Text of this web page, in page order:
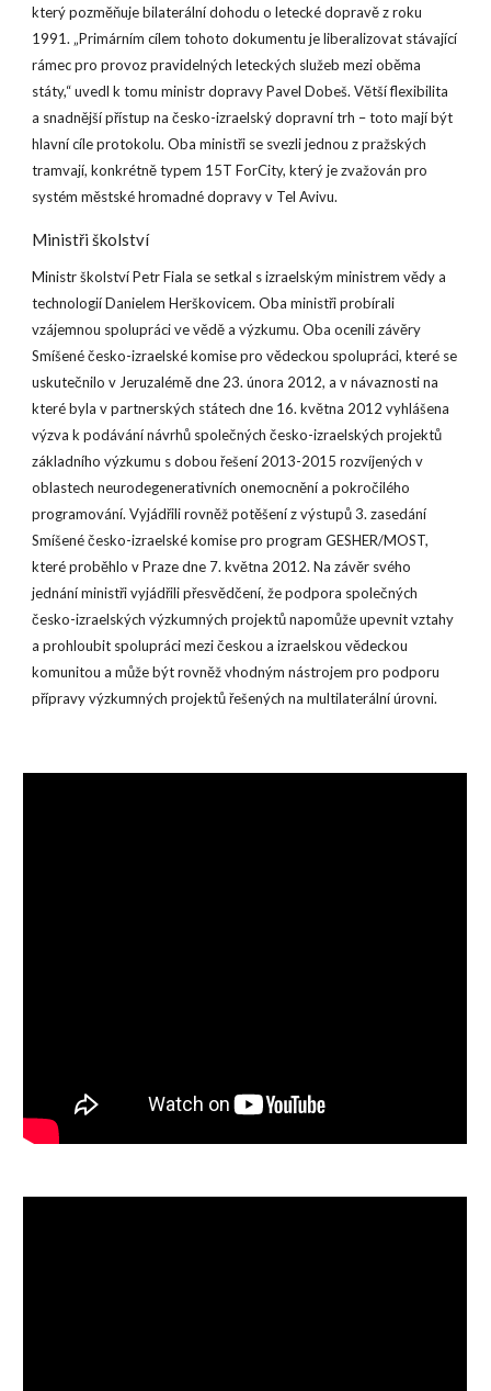
který pozměňuje bilaterální dohodu o letecké dopravě z roku
1991. „Primárním cílem tohoto dokumentu je liberalizovat stávající
rámec pro provoz pravidelných leteckých služeb mezi oběma
státy,“ uvedl k tomu ministr dopravy Pavel Dobeš. Větší flexibilita
a snadnější přístup na česko-izraelský dopravní trh – toto mají být
hlavní cíle protokolu. Oba ministři se svezli jednou z pražských
tramvají, konkrétně typem 15T ForCity, který je zvažován pro
systém městské hromadné dopravy v Tel Avivu.
Ministři školství
Ministr školství Petr Fiala se setkal s izraelským ministrem vědy a
technologií Danielem Herškovicem. Oba ministři probírali
vzájemnou spolupráci ve vědě a výzkumu. Oba ocenili závěry
Smíšené česko-izraelské komise pro vědeckou spolupráci, které se
uskutečnilo v Jeruzalémě dne 23. února 2012, a v návaznosti na
které byla v partnerských státech dne 16. května 2012 vyhlášena
výzva k podávání návrhů společných česko-izraelských projektů
základního výzkumu s dobou řešení 2013-2015 rozvíjených v
oblastech neurodegenerativních onemocnění a pokročilého
programování. Vyjádřili rovněž potěšení z výstupů 3. zasedání
Smíšené česko-izraelské komise pro program GESHER/MOST,
které proběhlo v Praze dne 7. května 2012. Na závěr svého
jednání ministři vyjádřili přesvědčení, že podpora společných
česko-izraelských výzkumných projektů napomůže upevnit vztahy
a prohloubit spolupráci mezi českou a izraelskou vědeckou
komunitou a může být rovněž vhodným nástrojem pro podporu
přípravy výzkumných projektů řešených na multilaterální úrovni.